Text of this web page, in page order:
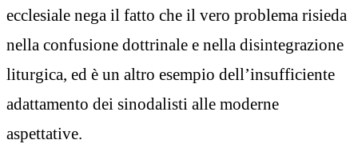
ecclesiale nega il fatto che il vero problema risieda
nella confusione dottrinale e nella disintegrazione
liturgica, ed è un altro esempio dell’insufficiente
adattamento dei sinodalisti alle moderne
aspettative.